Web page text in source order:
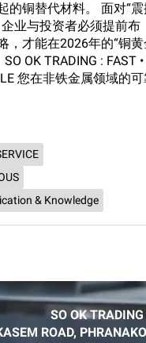
的铜替代材料。 面对“
业与投资者必须提前布
，才能在2026年的“铜黄
OK TRADING : FAST •
您在非铁金属领域的
& Knowledge
SO OK TRADING
ROAD,